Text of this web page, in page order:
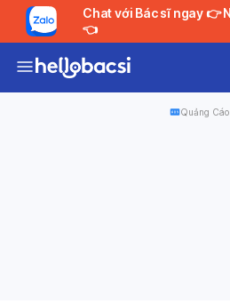
Chat với Bác sĩ ngay 👉 Nhận tư vấn MIỄN PHÍ
👈
Quảng Cáo